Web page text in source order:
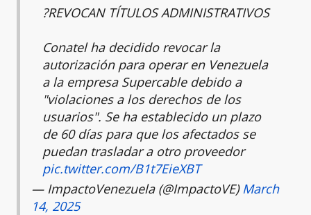
?REVOCAN TÍTULOS ADMINISTRATIVOS
Conatel ha decidido revocar la
autorización para operar en Venezuela
a la empresa Supercable debido a
"violaciones a los derechos de los
usuarios". Se ha establecido un plazo
de 60 días para que los afectados se
puedan trasladar a otro proveedor
pic.twitter.com/B1t7EieXBT
— ImpactoVenezuela (@ImpactoVE) March
14, 2025